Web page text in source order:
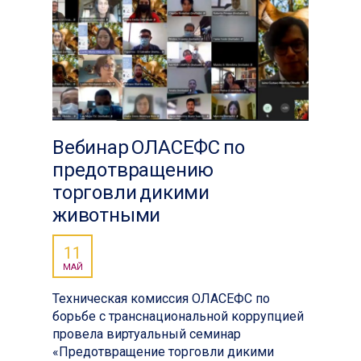
Вебинар ОЛАСЕФС по
предотвращению
торговли дикими
животными
11
МАЙ
Техническая комиссия ОЛАСЕФС по
борьбе с транснациональной коррупцией
провела виртуальный семинар
«Предотвращение торговли дикими